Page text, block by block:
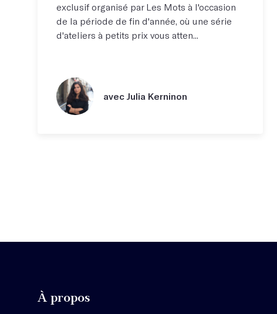
exclusif organisé par Les Mots à l'occasion
de la période de fin d'année, où une série
d'ateliers à petits prix vous atten...
avec Julia Kerninon
À propos